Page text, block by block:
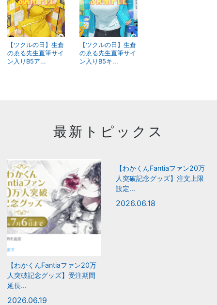
【ツクルの日】生倉
のゑる先生直筆サイ
ン入りB5ア...
【ツクルの日】生倉
のゑる先生直筆サイ
ン入りB5キ...
最新トピックス
【わかくんFantiaファン20万
人突破記念グッズ】受注期間
延長...
2026.06.19
【わかくんFantiaファン20万
人突破記念グッズ】注文上限
設定...
2026.06.18